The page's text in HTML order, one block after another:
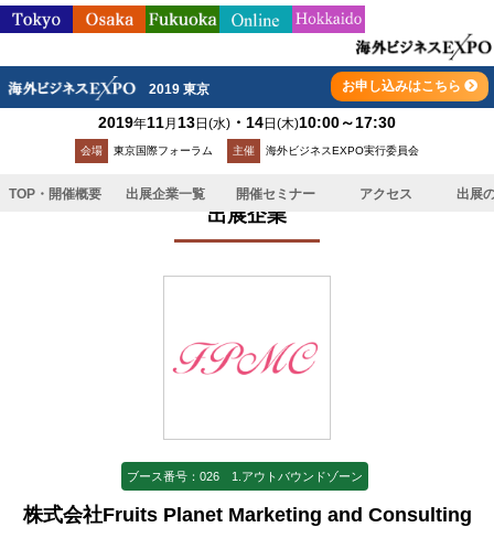
2019 東京 お申し込みはこちら
2019年11月 13日 (水) ・14日 (木)10:00～17:30
会場 東京国際フォーラム 主催 海外ビジネスEXPO実行委員会
TOP・開催概要 出展企業一覧 開催セミナー アクセス 出展
出展企業一覧>
株式会社Fruits Planet Marketing and
出展企業
ブース番号：026 1.アウトバウンドゾーン
株式会社Fruits Planet Marketing and Consulting